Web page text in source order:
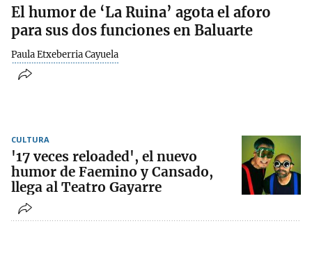
El humor de ‘La Ruina’ agota el aforo
para sus dos funciones en Baluarte
Paula Etxeberria Cayuela
CULTURA
'17 veces reloaded', el nuevo
humor de Faemino y Cansado,
llega al Teatro Gayarre